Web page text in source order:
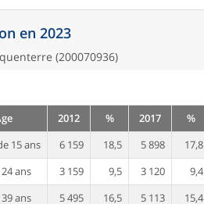
en 2023
(200070936)
2012 % 2017 %
15 ans
6 159 18,5 5 898 17,8
ans
3 159 9,5 3 120 9,4
ans
5 495 16,5 5 113 15,4